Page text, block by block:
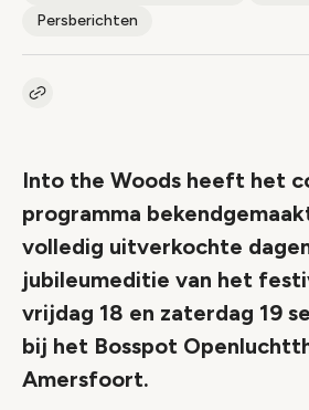
Persberichten
Kopieer link naar artikel
Into the Woods heeft het
programma
volledig uitverkochte
jubileumeditie van het
vrijdag 18 en zaterdag 19
bij het Bosspot
Amersfoort.